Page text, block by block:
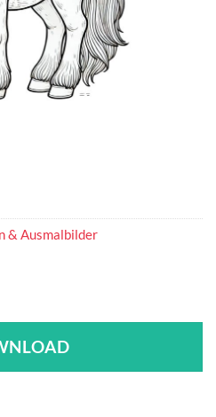
& Ausmalbilder